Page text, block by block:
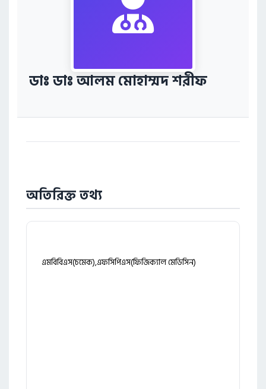
ডাঃ ডাঃ আলম মোহাম্মদ শরীফ
অতিরিক্ত তথ্য
এমবিবিএস(চমেক),এফসিপিএস(ফিজিক্যাল মেডিসিন)